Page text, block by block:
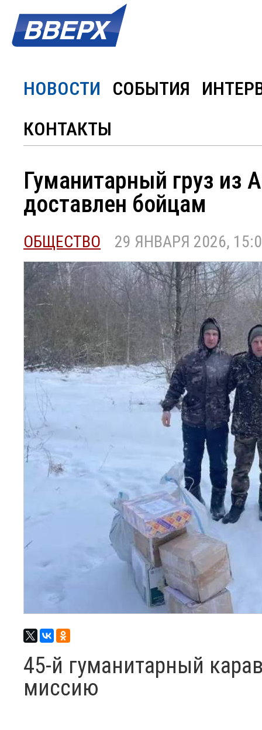
НОВОСТИ СОБЫТИЯ
КОНТАКТЫ
Гуманитарный груз из
доставлен бойцам
ОБЩЕСТВО 29 ЯНВАРЯ 2026,
45-й гуманитарный
миссию